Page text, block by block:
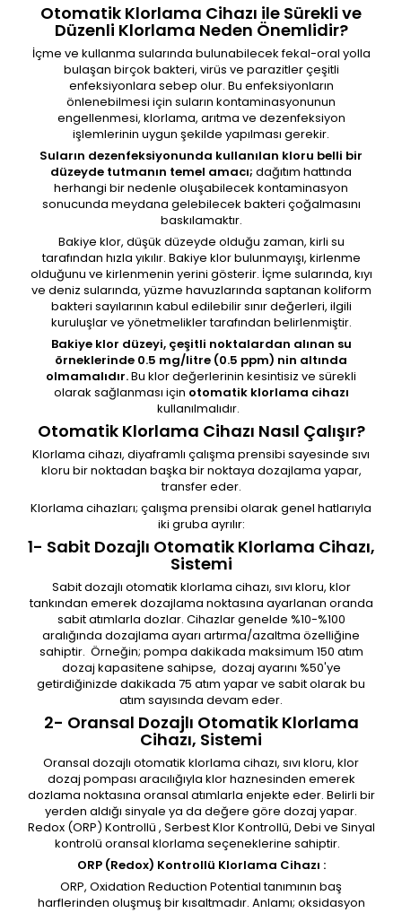
Otomatik Klorlama Cihazı ile Sürekli ve
Düzenli Klorlama Neden Önemlidir?
İçme ve kullanma sularında bulunabilecek fekal-oral yolla
bulaşan birçok bakteri, virüs ve parazitler çeşitli
enfeksiyonlara sebep olur. Bu enfeksiyonların
önlenebilmesi için suların kontaminasyonunun
engellenmesi, klorlama, arıtma ve dezenfeksiyon
işlemlerinin uygun şekilde yapılması gerekir.
Suların dezenfeksiyonunda kullanılan kloru belli bir
düzeyde tutmanın temel amacı; dağıtım hattında
herhangi bir nedenle oluşabilecek kontaminasyon
sonucunda meydana gelebilecek bakteri çoğalmasını
baskılamaktır.
Bakiye klor, düşük düzeyde olduğu zaman, kirli su
tarafından hızla yıkılır. Bakiye klor bulunmayışı, kirlenme
olduğunu ve kirlenmenin yerini gösterir. İçme sularında, kıyı
ve deniz sularında, yüzme havuzlarında saptanan koliform
bakteri sayılarının kabul edilebilir sınır değerleri, ilgili
kuruluşlar ve yönetmelikler tarafından belirlenmiştir.
Bakiye klor düzeyi, çeşitli noktalardan alınan su
örneklerinde 0.5 mg/litre (0.5 ppm) nin altında
olmamalıdır.Bu klor değerlerinin kesintisiz ve sürekli
olarak sağlanması için otomatik klorlama cihazı
kullanılmalıdır.
Otomatik Klorlama Cihazı Nasıl Çalışır?
Klorlama cihazı, diyaframlı çalışma prensibi sayesinde sıvı
kloru bir noktadan başka bir noktaya dozajlama yapar,
transfer eder.
Klorlama cihazları; çalışma prensibi olarak genel hatlarıyla
iki gruba ayrılır:
1- Sabit Dozajlı Otomatik Klorlama Cihazı,
Sistemi
Sabit dozajlı otomatik klorlama cihazı, sıvı kloru, klor
tankından emerek dozajlama noktasına ayarlanan oranda
sabit atımlarla dozlar. Cihazlar genelde %10-%100
aralığında dozajlama ayarı artırma/azaltma özelliğine
sahiptir. Örneğin; pompa dakikada maksimum 150 atım
dozaj kapasitene sahipse, dozaj ayarını %50'ye
getirdiğinizde dakikada 75 atım yapar ve sabit olarak bu
atım sayısında devam eder.
2- Oransal Dozajlı Otomatik Klorlama
Cihazı, Sistemi
Oransal dozajlı otomatik klorlama cihazı, sıvı kloru, klor
dozaj pompası aracılığıyla klor haznesinden emerek
dozlama noktasına oransal atımlarla enjekte eder. Belirli bir
yerden aldığı sinyale ya da değere göre dozaj yapar.
Redox (ORP) Kontrollü , Serbest Klor Kontrollü, Debi ve Sinyal
kontrolü oransal klorlama seçeneklerine sahiptir.
ORP (Redox) Kontrollü Klorlama Cihazı :
ORP, Oxidation Reduction Potential tanımının baş
harflerinden oluşmuş bir kısaltmadır. Anlamı; oksidasyon